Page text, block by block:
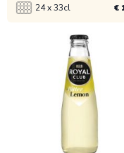
24 x 33cl €
Bekijk product
€ 16,95